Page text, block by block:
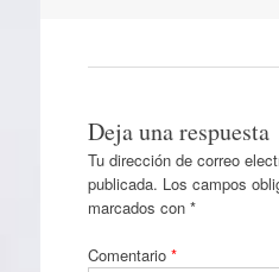
Deja una respuesta
Tu dirección de correo
publicada. Los campos
marcados con *
Comentario *